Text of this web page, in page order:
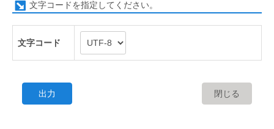
文字コードを指定してください。
文字コード